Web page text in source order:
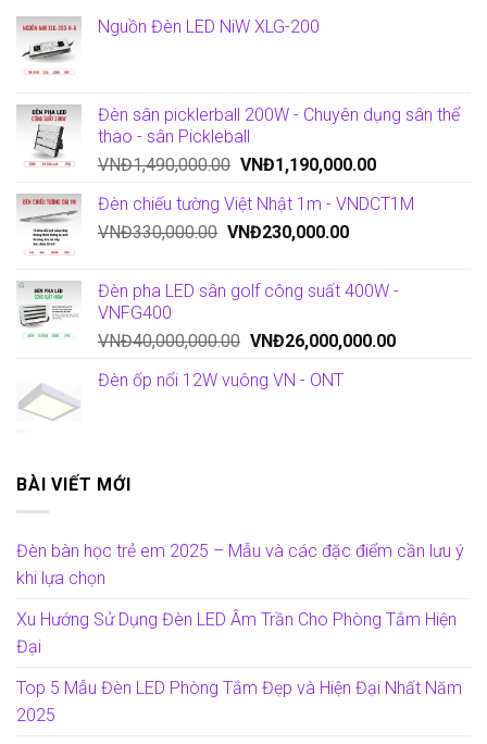
Nguồn Đèn LED NiW XLG-200
Đèn sân picklerball 200W - Chuyên dụng sân thể
thao - sân Pickleball
VNĐ1,490,000.00 VNĐ1,190,000.00
Đèn chiếu tường Việt Nhật 1m - VNDCT1M
VNĐ330,000.00 VNĐ230,000.00
Đèn pha LED sân golf công suất 400W -
VNFG400
VNĐ40,000,000.00 VNĐ26,000,000.00
Đèn ốp nổi 12W vuông VN - ONT
BÀI VIẾT MỚI
Đèn bàn học trẻ em 2025 – Mẫu và các đặc điểm cần lưu ý
khi lựa chọn
Xu Hướng Sử Dụng Đèn LED Âm Trần Cho Phòng Tắm Hiện
Đại
Top 5 Mẫu Đèn LED Phòng Tắm Đẹp và Hiện Đại Nhất Năm
2025